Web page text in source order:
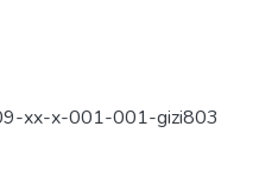
xx-x-001-001-gizi803